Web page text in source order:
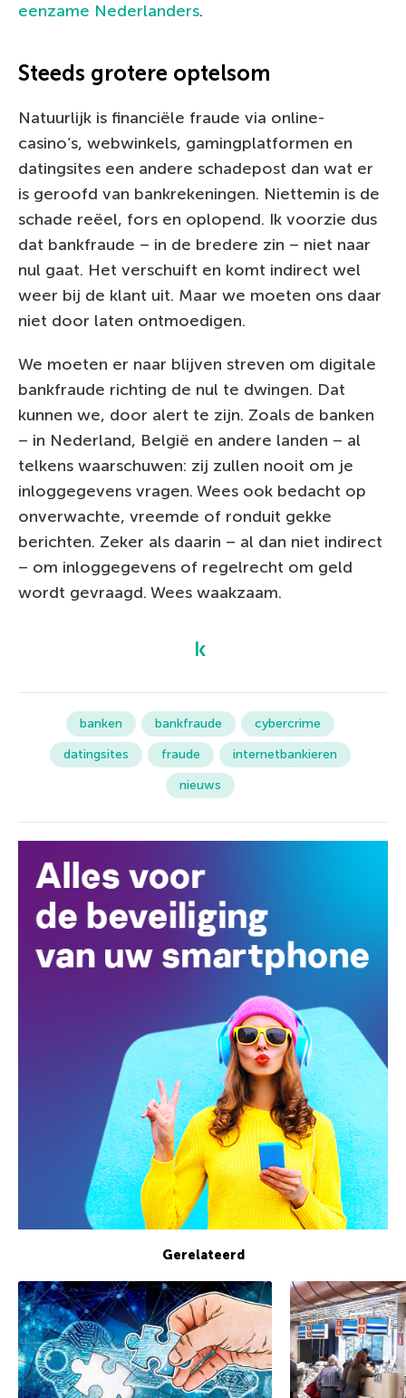
eenzame Nederlanders.
Steeds grotere optelsom
Natuurlijk is financiële fraude via online-
casino’s, webwinkels, gamingplatformen en
datingsites een andere schadepost dan wat er
is geroofd van bankrekeningen. Niettemin is de
schade reëel, fors en oplopend. Ik voorzie dus
dat bankfraude – in de bredere zin – niet naar
nul gaat. Het verschuift en komt indirect wel
weer bij de klant uit. Maar we moeten ons daar
niet door laten ontmoedigen.
We moeten er naar blijven streven om digitale
bankfraude richting de nul te dwingen. Dat
kunnen we, door alert te zijn. Zoals de banken
– in Nederland, België en andere landen – al
telkens waarschuwen: zij zullen nooit om je
inloggegevens vragen. Wees ook bedacht op
onverwachte, vreemde of ronduit gekke
berichten. Zeker als daarin – al dan niet indirect
– om inloggegevens of regelrecht om geld
wordt gevraagd. Wees waakzaam.
banken bankfraude
cybercrime
datingsites
fraude
internetbankieren
nieuws
Gerelateerd